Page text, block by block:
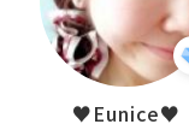
♥Eunice♥